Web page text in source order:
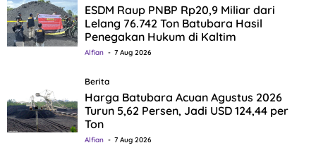
ESDM Raup PNBP Rp20,9 Miliar dari
Lelang 76.742 Ton Batubara Hasil
Penegakan Hukum di Kaltim
Alfian 7 Aug 2026
Berita
Harga Batubara Acuan Agustus 2026
Turun 5,62 Persen, Jadi USD 124,44 per
Ton
Alfian 7 Aug 2026